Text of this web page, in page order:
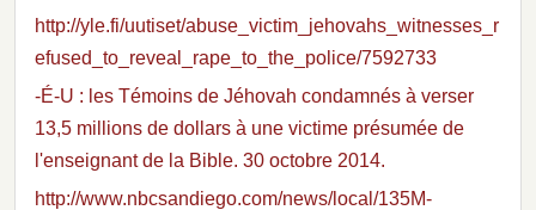
http://yle.fi/uutiset/abuse_victim_jehovahs_witnesses_r
efused_to_reveal_rape_to_the_police/7592733
-É-U : les Témoins de Jéhovah condamnés à verser
13,5 millions de dollars à une victime présumée de
l'enseignant de la Bible. 30 octobre 2014.
http://www.nbcsandiego.com/news/local/135M-